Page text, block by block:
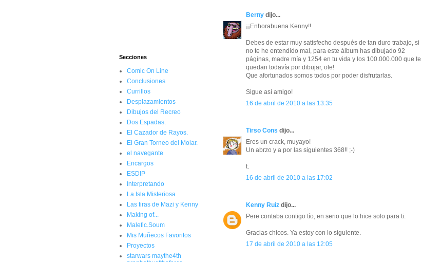
Berny dijo...
¡¡Enhorabuena Kenny!!
Debes de estar muy satisfecho después de tan duro trabajo, si
no te he entendido mal, para este álbum has dibujado 92
páginas, madre mía y 1254 en tu vida y los 100.000.000 que te
quedan todavía por dibujar, ole!
Que afortunados somos todos por poder disfrutarlas.
Sigue así amigo!
16 de abril de 2010 a las 13:35
Tirso Cons dijo...
Eres un crack, muyayo!
Un abrzo y a por las siguientes 368!! ;-)
t.
16 de abril de 2010 a las 17:02
Kenny Ruiz dijo...
Pere contaba contigo tío, en serio que lo hice solo para ti.
Gracias chicos. Ya estoy con lo siguiente.
17 de abril de 2010 a las 12:05
Secciones
Comic On Line
Conclusiones
Currillos
Desplazamientos
Dibujos del Recreo
Dos Espadas.
El Cazador de Rayos.
El Gran Torneo del Molar.
el navegante
Encargos
ESDIP
Interpretando
La Isla Misteriosa
Las tiras de Mazi y Kenny
Making of...
Malefic.Soum
Mis Muñecos Favoritos
Proyectos
starwars maythe4th